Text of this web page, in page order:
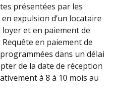
présentées par les
expulsion d’un locataire
et en paiement de
en paiement de
dans un délai
de la date de réception
à 8 à 10 mois au